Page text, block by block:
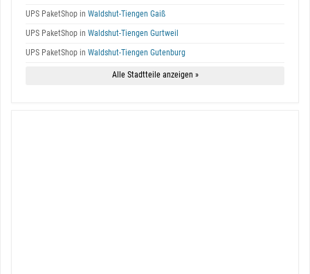
UPS PaketShop in Waldshut-Tiengen Gaiß
UPS PaketShop in Waldshut-Tiengen Gurtweil
UPS PaketShop in Waldshut-Tiengen Gutenburg
Alle Stadtteile anzeigen »